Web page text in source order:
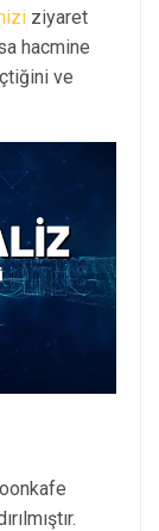
ziyaret
hacmine
ve